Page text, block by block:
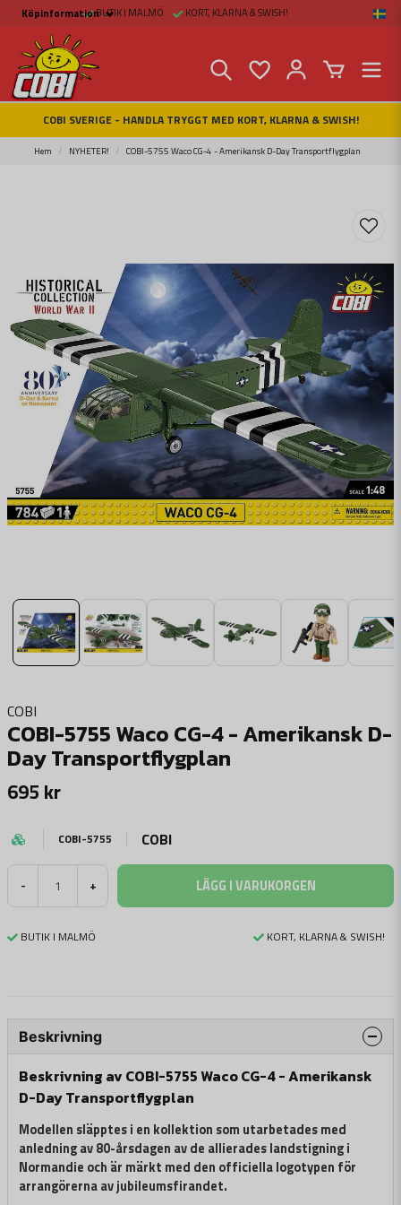
Köpinformation
Köpinformation
Köpvillkor
Betalsätt och Frakt
Beställ online hos
Fritid & Prylar
Fakta om Cobi Blocks
COBI BUTIK I MALMÖ
Kontakta oss
BUTIK I MALMÖ KORT, KLARNA & SWISH!
COBI SVERIGE - HANDLA TRYGGT MED KORT, KLARNA & SWISH!
Hem NYHETER! COBI-5755 Waco CG-4 - Amerikansk D-Day Transportflygplan
COBI
COBI-5755 Waco CG-4 - Amerikansk D-
Day Transportflygplan
695 kr
COBI-5755 COBI
- + LÄGG I VARUKORGEN
BUTIK I MALMÖ KORT, KLARNA & SWISH!
Beskrivning
Beskrivning av COBI-5755 Waco CG-4 - Amerikansk
D-Day Transportflygplan
Modellen släpptes i en kollektion som utarbetades med
anledning av 80-årsdagen av de allierades landstigning i
Normandie och är märkt med den officiella logotypen för
arrangörerna av jubileumsfirandet.